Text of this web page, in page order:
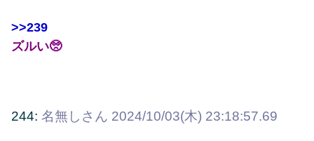
>>239
ズルい🥺
244: 名無しさん 2024/10/03(木) 23:18:57.69